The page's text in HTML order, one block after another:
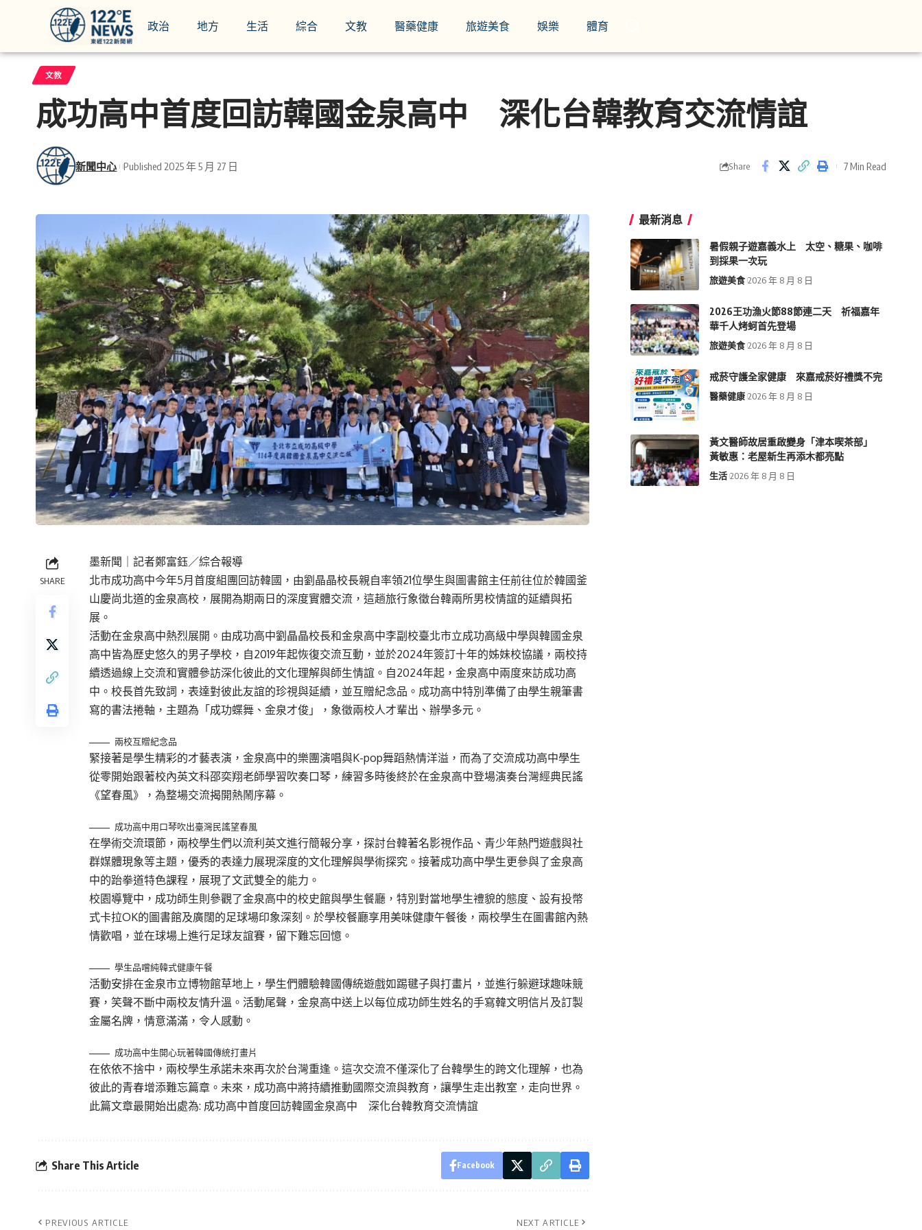
政治 地方 生活 綜合 文教 醫藥健康 旅遊美食 娛樂 體育
文教
成功高中首度回訪韓國金泉高中 深化台韓教育交流情誼
新聞中心 Published 2025 年 5 月 27 日 Share 7 Min Read
SHARE
墨新聞 ｜記者鄭富鈺／綜合報導
北市成功高中今年5月首度組團回訪韓國，由劉晶晶校長親自率領21位學生與圖書館主任前往位於韓國釜
山慶尚北道的金泉高校，展開為期兩日的深度實體交流，這趟旅行象徵台韓兩所男校情誼的延續與拓
展。
活動在金泉高中熱烈展開。由成功高中劉晶晶校長和金泉高中李副校臺北市立成功高級中學與韓國金泉
高中皆為歷史悠久的男子學校，自2019年起恢復交流互動，並於2024年簽訂十年的姊妹校協議，兩校持
續透過線上交流和實體參訪深化彼此的文化理解與師生情誼。自2024年起，金泉高中兩度來訪成功高
中。校長首先致詞，表達對彼此友誼的珍視與延續，並互贈紀念品。成功高中特別準備了由學生親筆書
寫的書法捲軸，主題為「成功蝶舞、金泉才俊」，象徵兩校人才輩出、辦學多元。
兩校互贈紀念品
緊接著是學生精彩的才藝表演，金泉高中的樂團演唱與K-pop舞蹈熱情洋溢，而為了交流成功高中學生
從零開始跟著校內英文科邵奕翔老師學習吹奏口琴，練習多時後終於在金泉高中登場演奏台灣經典民謠
《望春風》，為整場交流揭開熱鬧序幕。
成功高中用口琴吹出臺灣民謠望春風
在學術交流環節，兩校學生們以流利英文進行簡報分享，探討台韓著名影視作品、青少年熱門遊戲與社
群媒體現象等主題，優秀的表達力展現深度的文化理解與學術探究。接著成功高中學生更參與了金泉高
中的跆拳道特色課程，展現了文武雙全的能力。
校園導覽中，成功師生則參觀了金泉高中的校史館與學生餐廳，特別對當地學生禮貌的態度、設有投幣
式卡拉OK的圖書館及廣闊的足球場印象深刻。於學校餐廳享用美味健康午餐後，兩校學生在圖書館內熱
情歡唱，並在球場上進行足球友誼賽，留下難忘回憶。
學生品嚐純韓式健康午餐
活動安排在金泉市立博物館草地上，學生們體驗韓國傳統遊戲如踢毽子與打畫片，並進行躲避球趣味競
賽，笑聲不斷中兩校友情升溫。活動尾聲，金泉高中送上以每位成功師生姓名的手寫韓文明信片及訂製
金屬名牌，情意滿滿，令人感動。
成功高中生開心玩著韓國傳統打畫片
在依依不捨中，兩校學生承諾未來再次於台灣重逢。這次交流不僅深化了台韓學生的跨文化理解，也為
彼此的青春增添難忘篇章。未來，成功高中將持續推動國際交流與教育，讓學生走出教室，走向世界。
此篇文章最開始出處為: 成功高中首度回訪韓國金泉高中 深化台韓教育交流情誼
Share This Article Facebook
PREVIOUS ARTICLE NEXT ARTICLE
最新消息
暑假親子遊嘉義水上 太空、糖果、咖啡
到採果一次玩
旅遊美食 2026 年 8 月 8 日
2026王功漁火節88節連二天 祈福嘉年
華千人烤蚵首先登場
旅遊美食 2026 年 8 月 8 日
戒菸守護全家健康 來嘉戒菸好禮獎不完
醫藥健康 2026 年 8 月 8 日
黃文醫師故居重啟變身「津本喫茶部」
黃敏惠：老屋新生再添木都亮點
生活 2026 年 8 月 8 日